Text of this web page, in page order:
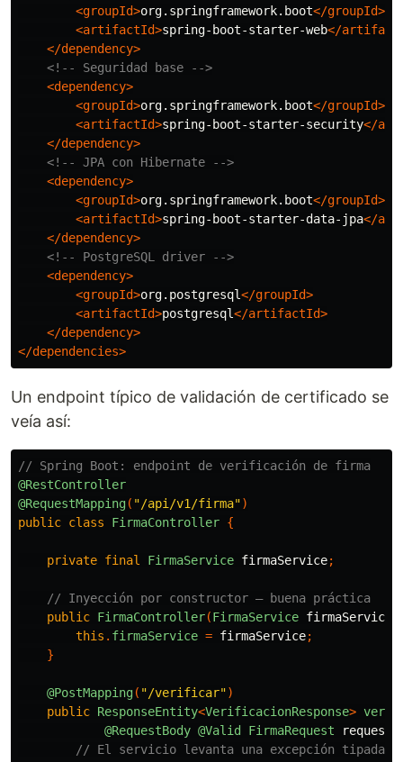
<groupId>org.springframework.boot</groupId>
<artifactId>spring-boot-starter-web</
</dependency>
<!-- Seguridad base -->
<dependency>
<groupId>org.springframework.boot</groupId>
<artifactId>spring-boot-starter-security</
</dependency>
<!-- JPA con Hibernate -->
<dependency>
<groupId>org.springframework.boot</groupId>
<artifactId>spring-boot-starter-data-jpa</
</dependency>
<!-- PostgreSQL driver -->
<dependency>
<groupId>org.postgresql</groupId>
<artifactId>postgresql</artifactId>
</dependency>
</dependencies>
Un endpoint típico de validación de certificado se
veía así:
// Spring Boot: endpoint de verificación de firma
@RestController
@RequestMapping( "/api/v1/firma")
public class FirmaController {
private final FirmaService firmaService;
// Inyección por constructor — buena práctica
public FirmaController(FirmaService firmaService
this . firmaService = firmaService;
}
@PostMapping( "/verificar")
public ResponseEntity<VerificacionResponse>
@RequestBody @Valid FirmaRequest request
// El servicio levanta una excepción tipada